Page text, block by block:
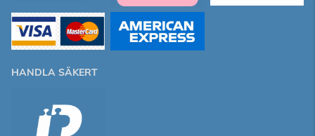
HANDLA SÄKERT